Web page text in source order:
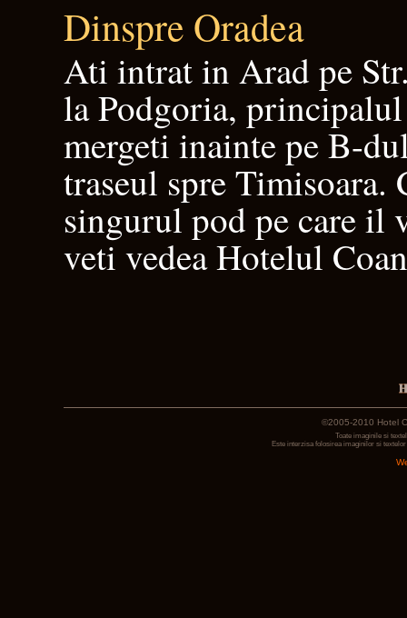
Dinspre Oradea
Ati intrat in Arad pe
la Podgoria,
mergeti inainte pe B-
traseul spre
singurul pod pe care il
veti vedea Hotelul
©2005-2010 Hotel
Toate imaginile si
Este interzisa folosirea imaginilor si